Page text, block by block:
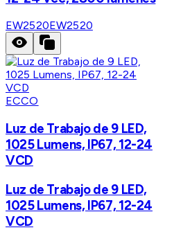
EW2520EW2520
ECCO
Luz de Trabajo de 9 LED,
1025 Lumens, IP67, 12-24
VCD
Luz de Trabajo de 9 LED,
1025 Lumens, IP67, 12-24
VCD